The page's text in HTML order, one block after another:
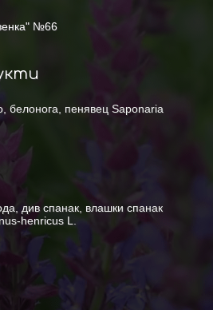
№66
белонога, пенявец Saponaria
див спанак, влашки спанак
henricus L.